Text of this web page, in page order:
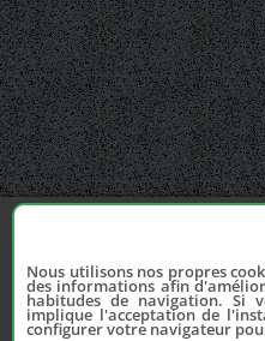
Nous utilisons nos propres
des informations afin
habitudes de navigation. Si
implique l'acceptation de
configurer votre navigateur